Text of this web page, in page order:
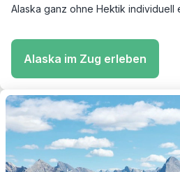
Alaska ganz ohne Hektik individuell
Alaska im Zug erleben